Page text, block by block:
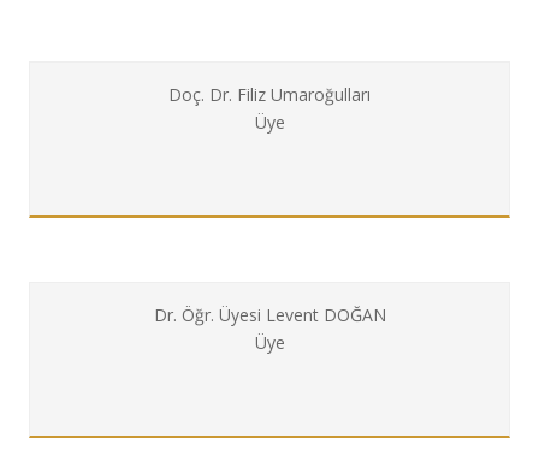
Doç. Dr. Filiz Umaroğulları
Üye
Dr. Öğr. Üyesi Levent DOĞAN
Üye